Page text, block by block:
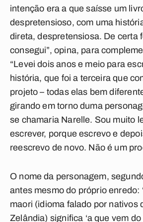
intenção era a que saísse um
despretensioso, com uma
direta, despretensiosa. De certa
consegui”, opina, para
“Levei dois anos e meio para
história, que foi a terceira que
projeto – todas elas bem
girando em torno duma
se chamaria Narelle. Sou muito
escrever, porque escrevo e
reescrevo de novo. Não é um
O nome da personagem,
antes mesmo do próprio enredo:
maori (idioma falado por nativos
Zelândia) significa ‘a que vem